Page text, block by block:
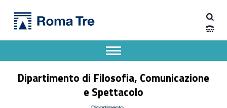
Prof. ELIO UGENTI - Dipartimento di Filosofia, Comunicazione e Spettacolo
Dipartimento di Filosofia, Comunicazione
e Spettacolo
Apri il menu secondario
Header info sidebar